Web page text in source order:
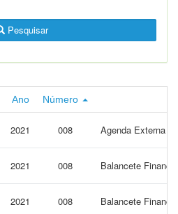
Pesquisar
Ano Número
2021 008 Agenda Externa
2021 008 Balancete
2021 008 Balancete